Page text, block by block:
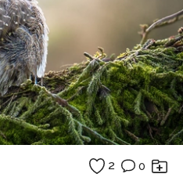
2 0